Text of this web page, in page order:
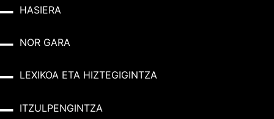
HASIERA
NOR GARA
LEXIKOA ETA HIZTEGIGINTZA
ITZULPENGINTZA